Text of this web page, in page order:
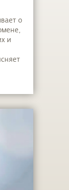
о
и
и в
в